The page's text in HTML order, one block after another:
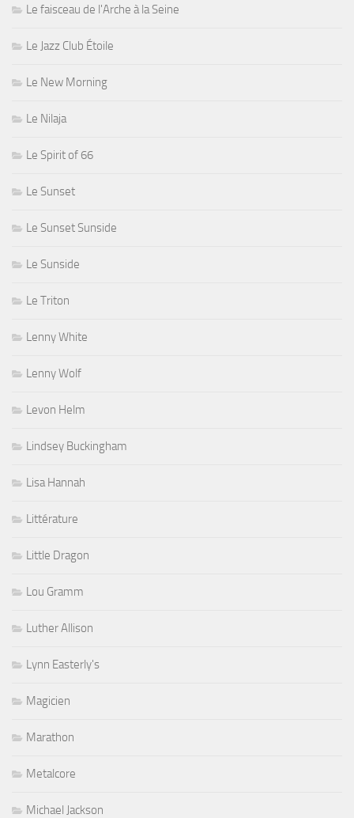
Le faisceau de l'Arche à la Seine
Le Jazz Club Étoile
Le New Morning
Le Nilaja
Le Spirit of 66
Le Sunset
Le Sunset Sunside
Le Sunside
Le Triton
Lenny White
Lenny Wolf
Levon Helm
Lindsey Buckingham
Lisa Hannah
Littérature
Little Dragon
Lou Gramm
Luther Allison
Lynn Easterly's
Magicien
Marathon
Metalcore
Michael Jackson